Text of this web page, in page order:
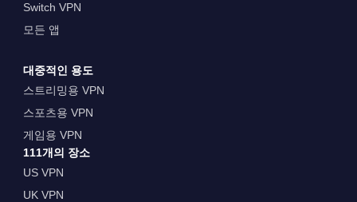
Switch VPN
모든 앱
대중적인 용도
스트리밍용 VPN
스포츠용 VPN
게임용 VPN
111개의 장소
US VPN
UK VPN